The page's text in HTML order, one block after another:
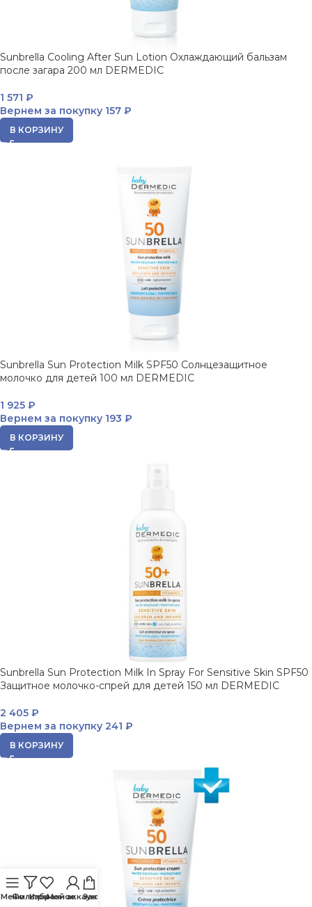
Sunbrella Cooling After Sun Lotion Охлаждающий бальзам
после загара 200 мл DERMEDIC
1 571 ₽
Вернем за покупку 157 ₽
В КОРЗИНУ
Sunbrella Sun Protection Milk SPF50 Солнцезащитное
молочко для детей 100 мл DERMEDIC
1 925 ₽
Вернем за покупку 193 ₽
В КОРЗИНУ
Sunbrella Sun Protection Milk In Spray For Sensitive Skin SPF50
Защитное молочко-спрей для детей 150 мл DERMEDIC
2 405 ₽
Вернем за покупку 241 ₽
В КОРЗИНУ
МенюФильтры
Избранное
Мой аккаунт
Заказ